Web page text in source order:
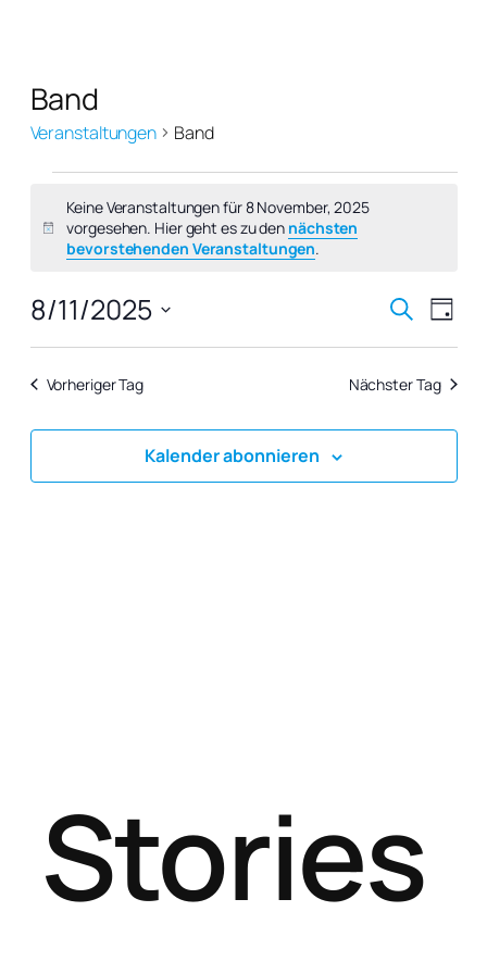
Band
Veranstaltungen Band
für
November,
2025
Hinweis
Keine Veranstaltungen für 8 November, 2025
vorgesehen. Hier geht es zu den nächsten
bevorstehenden Veranstaltungen.
Suche
und
Suche
Tag
8/11/2025
Datum
Vorheriger Tag Nächster Tag
Kalender abonnieren
Stories